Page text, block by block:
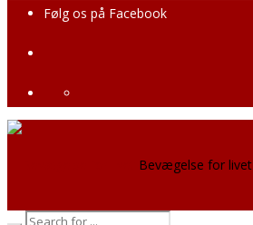
Følg os på Facebook
Bevægelse for livet